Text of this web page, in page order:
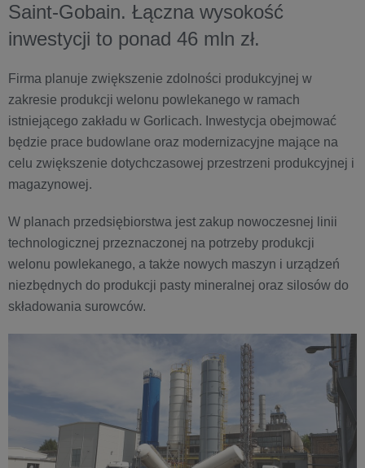
Saint-Gobain. Łączna wysokość
inwestycji to ponad 46 mln zł.
Firma planuje zwiększenie zdolności produkcyjnej w
zakresie produkcji welonu powlekanego w ramach
istniejącego zakładu w Gorlicach. Inwestycja obejmować
będzie prace budowlane oraz modernizacyjne mające na
celu zwiększenie dotychczasowej przestrzeni produkcyjnej i
magazynowej.
W planach przedsiębiorstwa jest zakup nowoczesnej linii
technologicznej przeznaczonej na potrzeby produkcji
welonu powlekanego, a także nowych maszyn i urządzeń
niezbędnych do produkcji pasty mineralnej oraz silosów do
składowania surowców.